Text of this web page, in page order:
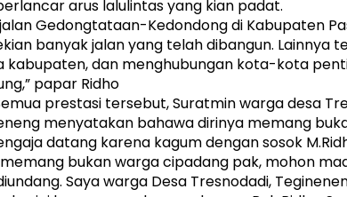
arus lalulintas yang kian padat.
jalan Gedongtataan-Kedondong di Kabupaten
banyak jalan yang telah dibangun. Lainnya
kabupaten, dan menghubungan kota-kota
papar Ridho
prestasi tersebut, Suratmin warga desa
menyatakan bahawa dirinya memang
datang karena kagum dengan sosok
memang bukan warga cipadang pak, mohon
Saya warga Desa Tresnodadi,